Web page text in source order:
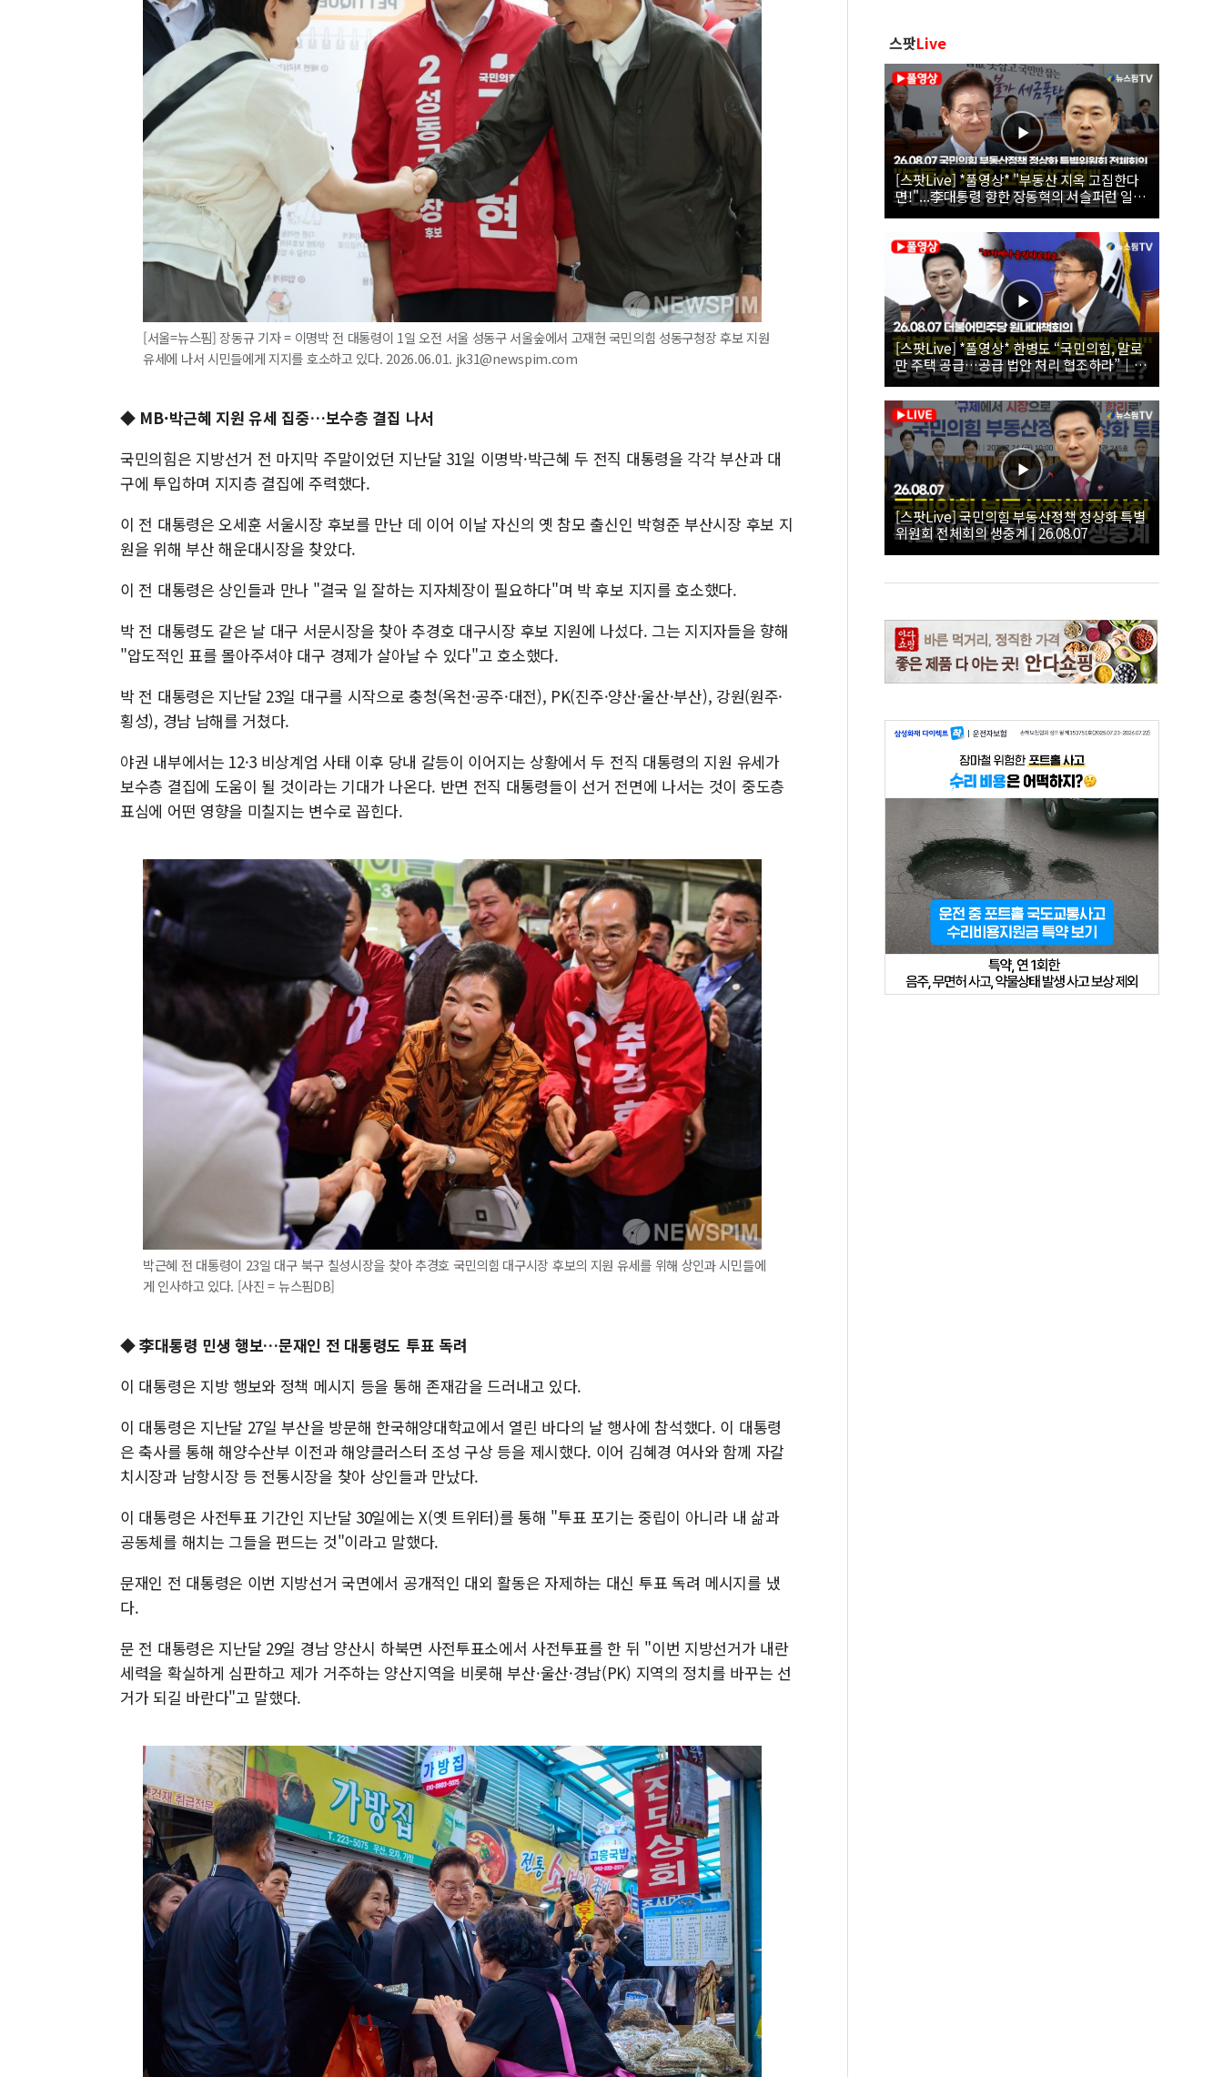
[서울=뉴스핌] 장동규 기자 = 이명박 전 대통령이 1일 오전 서울 성동구 서울숲에서 고재현 국민의힘 성동구청장 후보 지원
유세에 나서 시민들에게 지지를 호소하고 있다. 2026.06.01. jk31@newspim.com
◆ MB·박근혜 지원 유세 집중…보수층 결집 나서
국민의힘은 지방선거 전 마지막 주말이었던 지난달 31일 이명박·박근혜 두 전직 대통령을 각각 부산과 대
구에 투입하며 지지층 결집에 주력했다.
이 전 대통령은 오세훈 서울시장 후보를 만난 데 이어 이날 자신의 옛 참모 출신인 박형준 부산시장 후보 지
원을 위해 부산 해운대시장을 찾았다.
이 전 대통령은 상인들과 만나 "결국 일 잘하는 지자체장이 필요하다"며 박 후보 지지를 호소했다.
박 전 대통령도 같은 날 대구 서문시장을 찾아 추경호 대구시장 후보 지원에 나섰다. 그는 지지자들을 향해
"압도적인 표를 몰아주셔야 대구 경제가 살아날 수 있다"고 호소했다.
박 전 대통령은 지난달 23일 대구를 시작으로 충청(옥천·공주·대전), PK(진주·양산·울산·부산), 강원(원주·
횡성), 경남 남해를 거쳤다.
야권 내부에서는 12·3 비상계엄 사태 이후 당내 갈등이 이어지는 상황에서 두 전직 대통령의 지원 유세가
보수층 결집에 도움이 될 것이라는 기대가 나온다. 반면 전직 대통령들이 선거 전면에 나서는 것이 중도층
표심에 어떤 영향을 미칠지는 변수로 꼽힌다.
박근혜 전 대통령이 23일 대구 북구 칠성시장을 찾아 추경호 국민의힘 대구시장 후보의 지원 유세를 위해 상인과 시민들에
게 인사하고 있다. [사진 = 뉴스핌DB]
◆ 李대통령 민생 행보…문재인 전 대통령도 투표 독려
이 대통령은 지방 행보와 정책 메시지 등을 통해 존재감을 드러내고 있다.
이 대통령은 지난달 27일 부산을 방문해 한국해양대학교에서 열린 바다의 날 행사에 참석했다. 이 대통령
은 축사를 통해 해양수산부 이전과 해양클러스터 조성 구상 등을 제시했다. 이어 김혜경 여사와 함께 자갈
치시장과 남항시장 등 전통시장을 찾아 상인들과 만났다.
이 대통령은 사전투표 기간인 지난달 30일에는 X(옛 트위터)를 통해 "투표 포기는 중립이 아니라 내 삶과
공동체를 해치는 그들을 편드는 것"이라고 말했다.
문재인 전 대통령은 이번 지방선거 국면에서 공개적인 대외 활동은 자제하는 대신 투표 독려 메시지를 냈
다.
문 전 대통령은 지난달 29일 경남 양산시 하북면 사전투표소에서 사전투표를 한 뒤 "이번 지방선거가 내란
세력을 확실하게 심판하고 제가 거주하는 양산지역을 비롯해 부산·울산·경남(PK) 지역의 정치를 바꾸는 선
거가 되길 바란다"고 말했다.
스팟Live
[스팟Live] *풀영상* "부동산 지옥 고집한다
면!"...李대통령 향한 장동혁의 서슬퍼런 일갈
| 26.08.07 국민의힘 부동산정책 정상화 특별
위원회 전체회의
[스팟Live] *풀영상* 한병도 “국민의힘, 말로
만 주택 공급…공급 법안 처리 협조하라”｜
26.08.07 더불어민주당 원내대책회의
[스팟Live] 국민의힘 부동산정책 정상화 특별
위원회 전체회의 생중계 | 26.08.07